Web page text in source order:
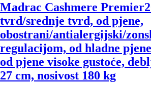
Madrac Cashmere Premier
tvrd/srednje tvrd, od pjene,
obostrani/antialergijski/
regulacijom, od hladne
od pjene visoke gustoće,
27 cm, nosivost 180 kg